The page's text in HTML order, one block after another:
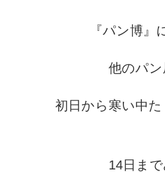
『パン博
他のパ
初日から寒い中
14日ま